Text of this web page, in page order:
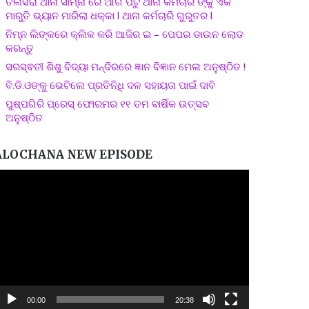
ମାରୁତି ଭ୍ୟାନ ମାରିଲା ଧକ୍କା l ଥାନା କର୍ମଚାରି ଗୁରୁତର l
ନିମ୍ନ ଲିଙ୍କରେ କ୍ଲିକ କରି ଆଜିର ଇ – ପେପର ଡାଉନ ଲୋଡ
କରନ୍ତୁ
ସରସ୍ଵତୀ ଶିଶୁ ବିଦ୍ୟା ମନ୍ଦିରରେ ଜ୍ଞାନ ବିଜ୍ଞାନ ମେଳା ଅନୁଷ୍ଠିତ !
ବି.ଡି.ଓଙ୍କୁ ଭେଟିଲେ ପ୍ରତିନିଧି ଦଳ ସହାୟତା ପାଇଁ ଦାବି
ପୁଷ୍ପଗିରି ପ୍ରେସ୍ ଫୋରମର ୧୧ ତମ ବାର୍ଷିକ ଉତ୍ସବ
ଅନୁଷ୍ଠିତ
NEW EPISODE
00:00 20:38